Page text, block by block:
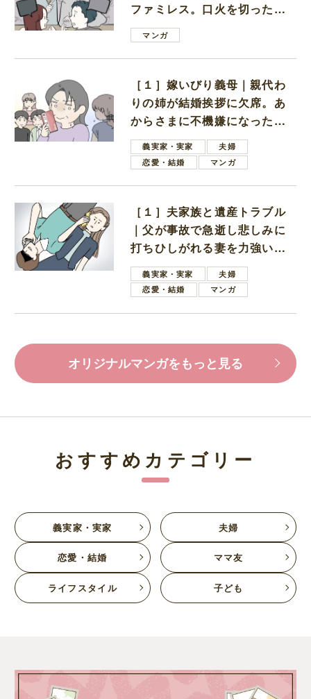
ファミレス。口火を切ったの
は電車好きの男の子ママ
マンガ
［１］嫁いびり義母｜親代わ
りの姉が結婚挨拶に欠席。あ
からさまに不機嫌になった義
母義実家・実家
夫婦
恋愛・結婚
マンガ
［１］夫家族と遺産トラブル
｜父が事故で急逝し悲しみに
打ちひしがれる妻を力強い言
葉で励ます夫
義実家・実家
夫婦
恋愛・結婚
マンガ
オリジナルマンガをもっと見る
おすすめカテゴリー
義実家・実家 夫婦
恋愛・結婚 ママ友
ライフスタイル 子ども